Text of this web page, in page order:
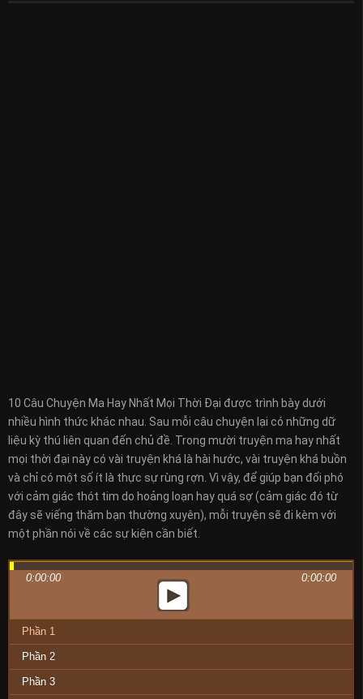
10 Câu Chuyện Ma Hay Nhất Mọi Thời Đại được trình bày dưới
nhiều hình thức khác nhau. Sau mỗi câu chuyện lại có những dữ
liệu kỳ thú liên quan đến chủ đề. Trong mười truyện ma hay nhất
mọi thời đại này có vài truyện khá là hài hước, vài truyện khá buồn
và chỉ có một số ít là thực sự rùng rợn. Vì vậy, để giúp bạn đối phó
với cảm giác thót tim do hoảng loạn hay quá sợ (cảm giác đó từ
đây sẽ viếng thăm bạn thường xuyên), mỗi truyện sẽ đi kèm với
một phần nói về các sự kiện cần biết.
0:00:00 0:00:00
Phần 1
Phần 2
Phần 3